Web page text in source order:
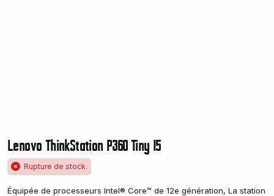
Lenovo ThinkStation P360 Tiny I5
Rupture de stock.
Équipée de processeurs Intel® Core™ de 12e génération, La station